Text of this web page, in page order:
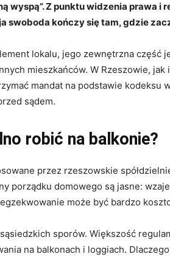
wyspą”. Z punktu widzenia prawa i
swoboda kończy się tam, gdzie
lokalu, jego zewnętrzna część
mieszkańców. W Rzeszowie, jak
mandat na podstawie kodeksu
sądem.
robić na balkonie?
przez rzeszowskie
porządku domowego są jasne:
może być bardzo
sporów. Większość
na balkonach i loggiach.